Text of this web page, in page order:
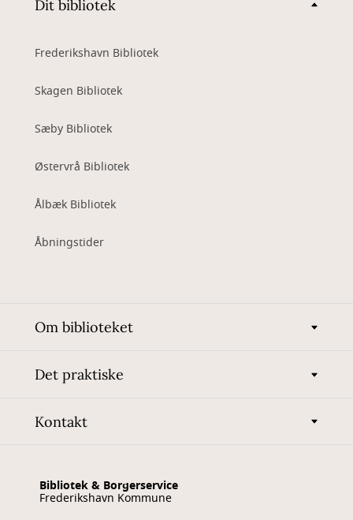
Dit bibliotek
Frederikshavn Bibliotek
Skagen Bibliotek
Sæby Bibliotek
Østervrå Bibliotek
Ålbæk Bibliotek
Åbningstider
Om biblioteket
Det praktiske
Kontakt
Bibliotek & Borgerservice
Frederikshavn Kommune